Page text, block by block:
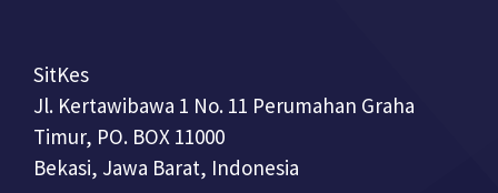
SitKes
Jl. Kertawibawa 1 No. 11 Perumahan Graha
Timur, PO. BOX 11000
Bekasi, Jawa Barat, Indonesia